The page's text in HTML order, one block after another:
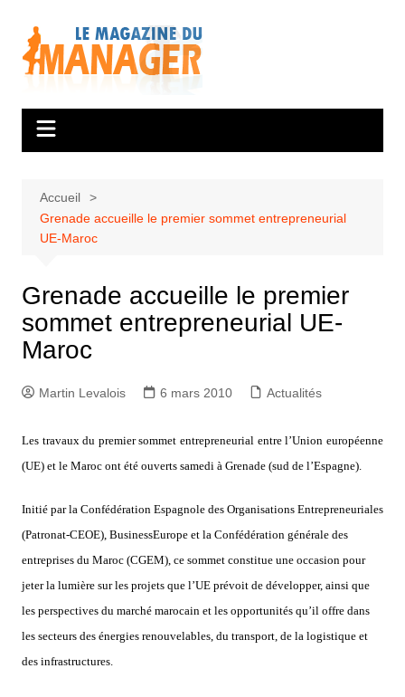
contenu
Accueil
Grenade accueille le premier sommet entrepreneurial
UE-Maroc
Grenade accueille le premier
sommet entrepreneurial UE-
Maroc
Martin Levalois 6 mars 2010 Actualités
Les travaux du premier sommet entrepreneurial entre l’Union européenne
(UE) et le Maroc ont été ouverts samedi à Grenade (sud de l’Espagne).
Initié par la Confédération Espagnole des Organisations Entrepreneuriales
(Patronat-CEOE), BusinessEurope et la Confédération générale des
entreprises du Maroc (CGEM), ce sommet constitue une occasion pour
jeter la lumière sur les projets que l’UE prévoit de développer, ainsi que
les perspectives du marché marocain et les opportunités qu’il offre dans
les secteurs des énergies renouvelables, du transport, de la logistique et
des infrastructures.